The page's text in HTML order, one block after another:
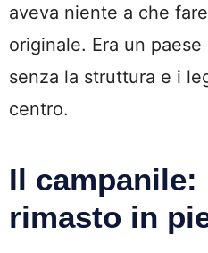
aveva niente a che
originale. Era un
senza la struttura e i
centro.
Il campanile:
rimasto in